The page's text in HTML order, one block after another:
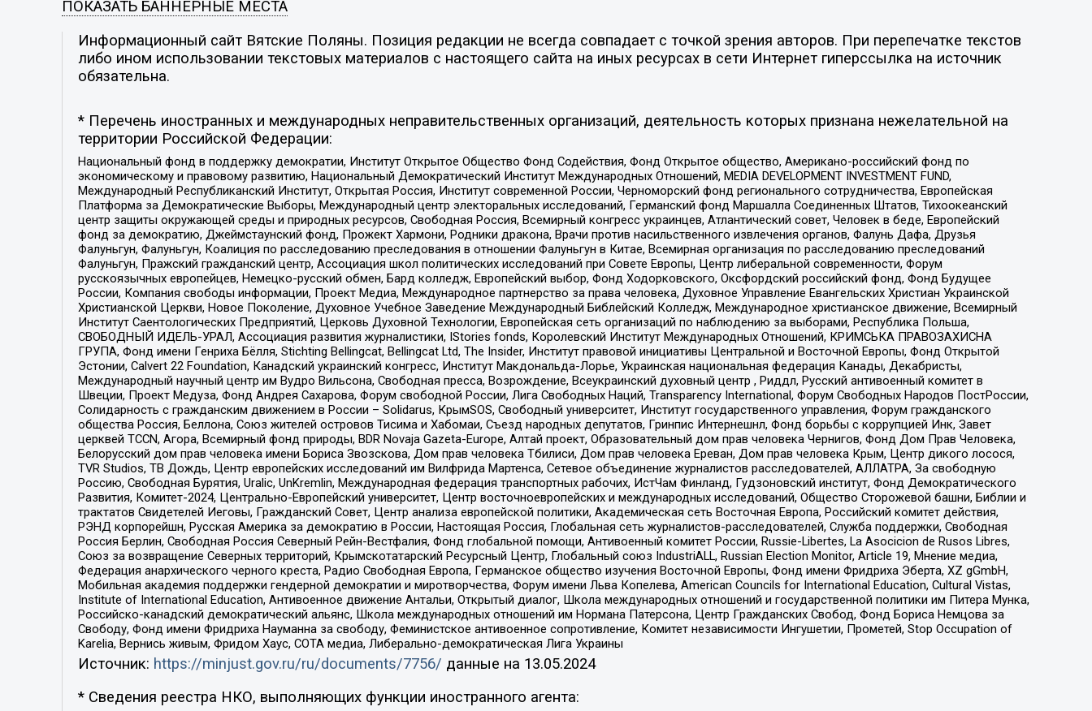
ПОКАЗАТЬ БАННЕРНЫЕ МЕСТА
Информационный сайт Вятские Поляны. Позиция редакции не всегда совпадает с точкой зрения авторов. При перепечатке текстов
либо ином использовании текстовых материалов с настоящего сайта на иных ресурсах в сети Интернет гиперссылка на источник
обязательна.
* Перечень иностранных и международных неправительственных организаций, деятельность которых признана нежелательной на
территории Российской Федерации:
Национальный фонд в поддержку демократии, Институт Открытое Общество Фонд Содействия, Фонд Открытое общество, Американо-российский фонд по
экономическому и правовому развитию, Национальный Демократический Институт Международных Отношений, MEDIA DEVELOPMENT INVESTMENT FUND,
Международный Республиканский Институт, Открытая Россия, Институт современной России, Черноморский фонд регионального сотрудничества, Европейская
Платформа за Демократические Выборы, Международный центр электоральных исследований, Германский фонд Маршалла Соединенных Штатов, Тихоокеанский
центр защиты окружающей среды и природных ресурсов, Свободная Россия, Всемирный конгресс украинцев, Атлантический совет, Человек в беде, Европейский
фонд за демократию, Джеймстаунский фонд, Прожект Хармони, Родники дракона, Врачи против насильственного извлечения органов, Фалунь Дафа, Друзья
Фалуньгун, Фалуньгун, Коалиция по расследованию преследования в отношении Фалуньгун в Китае, Всемирная организация по расследованию преследований
Фалуньгун, Пражский гражданский центр, Ассоциация школ политических исследований при Совете Европы, Центр либеральной современности, Форум
русскоязычных европейцев, Немецко-русский обмен, Бард колледж, Европейский выбор, Фонд Ходорковского, Оксфордский российский фонд, Фонд Будущее
России, Компания свободы информации, Проект Медиа, Международное партнерство за права человека, Духовное Управление Евангельских Христиан Украинской
Христианской Церкви, Новое Поколение, Духовное Учебное Заведение Международный Библейский Колледж, Международное христианское движение, Всемирный
Институт Саентологических Предприятий, Церковь Духовной Технологии, Европейская сеть организаций по наблюдению за выборами, Республика Польша,
СВОБОДНЫЙ ИДЕЛЬ-УРАЛ, Ассоциация развития журналистики, IStories fonds, Королевский Институт Международных Отношений, КРИМСЬКА ПРАВОЗАХИСНА
ГРУПА, Фонд имени Генриха Бёлля, Stichting Bellingcat, Bellingcat Ltd, The Insider, Институт правовой инициативы Центральной и Восточной Европы, Фонд Открытой
Эстонии, Calvert 22 Foundation, Канадский украинский конгресс, Институт Макдональда-Лорье, Украинская национальная федерация Канады, Декабристы,
Международный научный центр им Вудро Вильсона, Свободная пресса, Возрождение, Всеукраинский духовный центр , Риддл, Русский антивоенный комитет в
Швеции, Проект Медуза, Фонд Андрея Сахарова, Форум свободной России, Лига Свободных Наций, Transparеncy International, Форум Свободных Народов ПостРоссии,
Солидарность с гражданским движением в России – Solidarus, КрымSOS, Свободный университет, Институт государственного управления, Форум гражданского
общества Россия, Беллона, Союз жителей островов Тисима и Хабомаи, Съезд народных депутатов, Гринпис Интернешнл, Фонд борьбы с коррупцией Инк, Завет
церквей TCCN, Агора, Всемирный фонд природы, BDR Novaja Gazeta-Europe, Алтай проект, Образовательный дом прав человека Чернигов, Фонд Дом Прав Человека,
Белорусский дом прав человека имени Бориса Звозскова, Дом прав человека Тбилиси, Дом прав человека Ереван, Дом прав человека Крым, Центр дикого лосося,
TVR Studios, ТВ Дождь, Центр европейских исследований им Вилфрида Мартенса, Сетевое объединение журналистов расследователей, АЛЛАТРА, За свободную
Россию, Свободная Бурятия, Uralic, UnKremlin, Международная федерация транспортных рабочих, ИстЧам Финланд, Гудзоновский институт, Фонд Демократического
Развития, Комитет-2024, Центрально-Европейский университет, Центр восточноевропейских и международных исследований, Общество Сторожевой башни, Библии и
трактатов Свидетелей Иеговы, Гражданский Совет, Центр анализа европейской политики, Академическая сеть Восточная Европа, Российский комитет действия,
РЭНД корпорейшн, Русская Америка за демократию в России, Настоящая Россия, Глобальная сеть журналистов-расследователей, Служба поддержки, Свободная
Россия Берлин, Свободная Россия Северный Рейн-Вестфалия, Фонд глобальной помощи, Антивоенный комитет России, Russie-Libertes, La Asocicion de Rusos Libres,
Союз за возвращение Северных территорий, Крымскотатарский Ресурсный Центр, Глобальный союз IndustriALL, Russian Election Monitor, Article 19, Мнение медиа,
Федерация анархического черного креста, Радио Свободная Европа, Германское общество изучения Восточной Европы, Фонд имени Фридриха Эберта, XZ gGmbH,
Мобильная академия поддержки гендерной демократии и миротворчества, Форум имени Льва Копелева, American Councils for International Education, Cultural Vistas,
Institute of International Education, Антивоенное движение Антальи, Открытый диалог, Школа международных отношений и государственной политики им Питера Мунка,
Российско-канадский демократический альянс, Школа международных отношений им Нормана Патерсона, Центр Гражданских Свобод, Фонд Бориса Немцова за
Свободу, Фонд имени Фридриха Науманна за свободу, Феминистское антивоенное сопротивление, Комитет независимости Ингушетии, Прометей, Stop Occupation of
Karelia, Вернись живым, Фридом Хаус, СОТА медиа, Либерально-демократическая Лига Украины
Источник: https://minjust.gov.ru/ru/documents/7756/ данные на 13.05.2024
* Сведения реестра НКО, выполняющих функции иностранного агента: